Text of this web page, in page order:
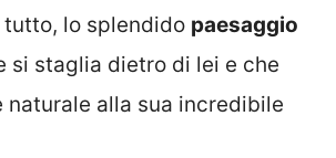
lo splendido paesaggio
si staglia dietro di lei e che
naturale alla sua incredibile